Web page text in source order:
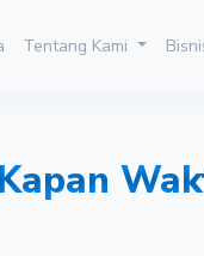
Tentang Kami
Kapan